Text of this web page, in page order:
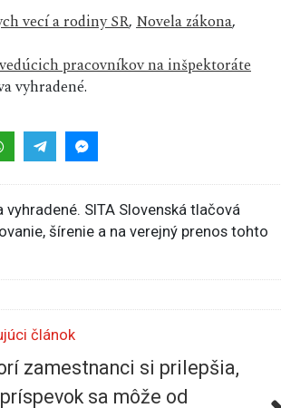
vecí a rodiny SR,Novela zákona,
pracovníkov na inšpektoráte
vyhradené.
SITA Slovenská tlačová
šírenie a na verejný prenos tohto
článok
zamestnanci si prilepšia,
sa môže od